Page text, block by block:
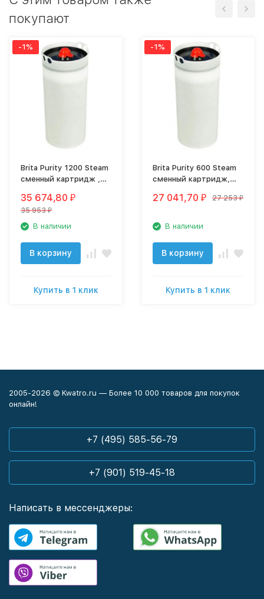
покупают
-1%
Brita Purity 1200 Steam
сменный картридж ,
35 674,80 ₽
35 953 ₽
В наличии
В корзину
Купить в 1 клик
-1%
Brita Purity 600 Steam
сменный картридж,
27 041,70 ₽ 27 253 ₽
В наличии
В корзину
Купить в 1 клик
2005-2026 © Kwatro.ru — Более 10 000 товаров для покупок
онлайн!
+7 (495) 585-56-79
+7 (901) 519-45-18
Написать в мессенджеры: